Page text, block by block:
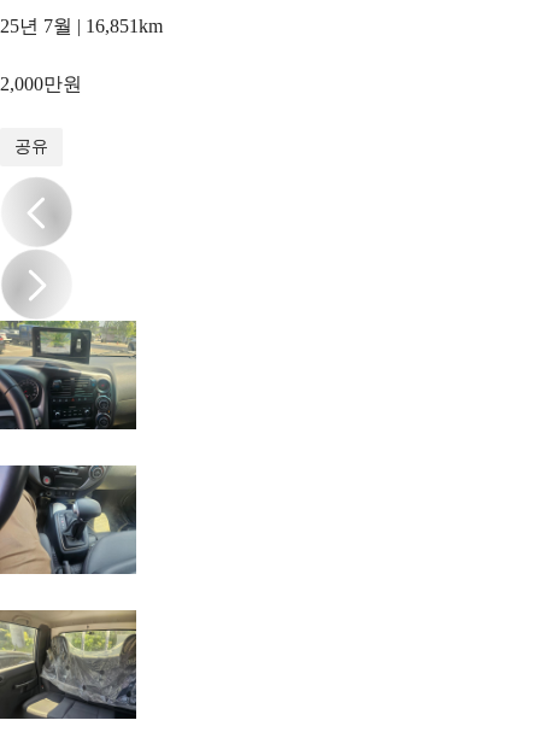
25년 7월 | 16,851km
2,000만원
공유
/13